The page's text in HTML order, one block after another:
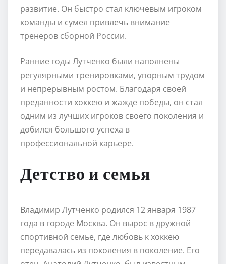
развитие. Он быстро стал ключевым игроком
команды и сумел привлечь внимание
тренеров сборной России.
Ранние годы Лутченко были наполнены
регулярными тренировками, упорным трудом
и непрерывным ростом. Благодаря своей
преданности хоккею и жажде победы, он стал
одним из лучших игроков своего поколения и
добился большого успеха в
профессиональной карьере.
Детство и семья
Владимир Лутченко родился 12 января 1987
года в городе Москва. Он вырос в дружной
спортивной семье, где любовь к хоккею
передавалась из поколения в поколение. Его